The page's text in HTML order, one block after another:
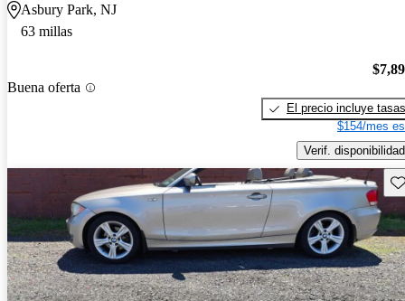
Asbury Park, NJ
63 millas
Buena oferta
El precio incluye tasas
$154/mes
Verif. disponibilidad